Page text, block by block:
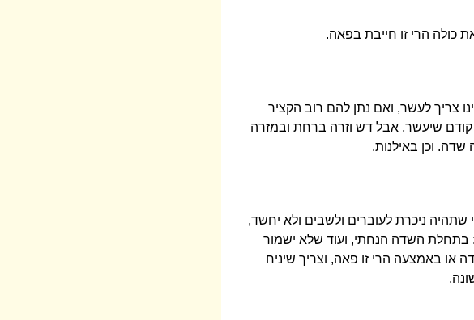
כולה הרי זו חייבת בפאה.
צריך לעשר, ואם נתן להם רוב הקציר
קודם שיעשר, אבל דש וזרה ברחת ובמזרה
וכן באילנות.
שתהיה ניכרת לעוברים ולשבים ולא יחשד,
בתחלת השדה הנחתי, ועוד שלא ישמור
או באמצעה הרי זו פאה, וצריך שיניח